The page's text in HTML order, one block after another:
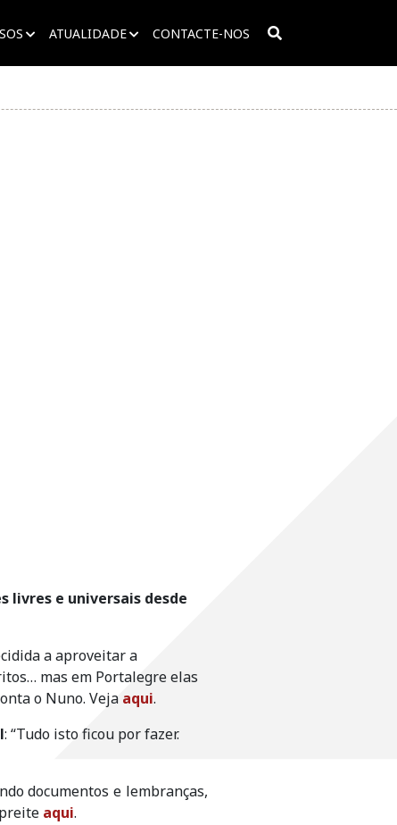
ATUALIDADE CONTACTE-NOS
livres e universais desde
a aproveitar a
mas em Portalegre elas
o Nuno. Veja aqui.
: “Tudo isto ficou por fazer.
documentos e lembranças,
aqui.